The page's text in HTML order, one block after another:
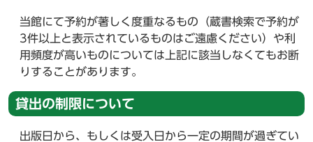
当館にて予約が著しく度重なるもの（蔵書検索で予約が
3件以上と表示されているものはご遠慮ください）や利
用頻度が高いものについては上記に該当しなくてもお断
りすることがあります。
貸出の制限について
出版日から、もしくは受入日から一定の期間が過ぎてい